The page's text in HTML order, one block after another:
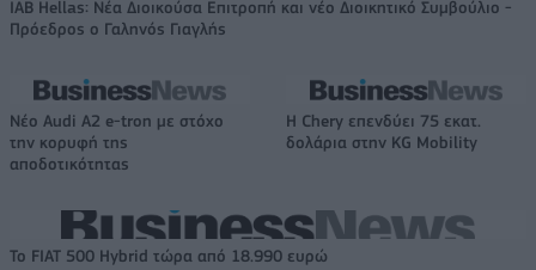
IAB Hellas: Νέα Διοικούσα Επιτροπή και νέο Διοικητικό Συμβούλιο -
Πρόεδρος ο Γαληνός Γιαγλής
Νέο Audi A2 e-tron με στόχο
την κορυφή της
αποδοτικότητας
Η Chery επενδύει 75 εκατ.
δολάρια στην KG Mobility
Το FIAT 500 Hybrid τώρα από 18.990 ευρώ